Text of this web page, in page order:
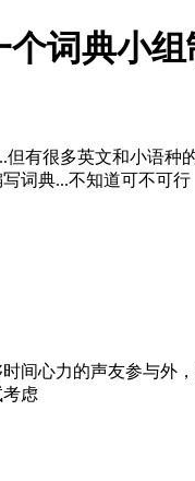
个词典小
有很多英文和小语种
词典...不知道可不可行
间心力的声友参与外
虑